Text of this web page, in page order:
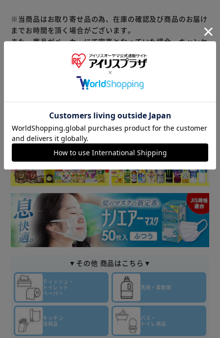
ん。
*3 カビを除去するわけではありません。これは飲み物では
ありません。使用上の注意：子供の手の届くところに置かな
る。用途以外に使用しない。荒れ性の方や長時間使う場合、
また原液で使う場合は炊事用手袋を使う。使用後は水で手を
よく洗い、クリームなどでお手入れをおすすめします。開け
る。小さくして捨てやすい、やわらかい素材を使用していま
す。開封前の破損や液漏れに注意してお取り扱いください。
窒息の原因になる可能性がありますので、容器キャップは常
に固く締め、お子様が誤って口にいれないようにしてくださ
い。直付け・つけ置きする場合は、衣類の目立たない所に洗
剤原液をつけて色落ちしないか事前に確認する。洗剤原液が
衣類に直接かかるのを防ぐため、洗剤投入口をお使いくださ
い。応急処置：万一飲み込んだ場合は水を飲ませる、また、
目に入った場合はこすらずに水でよく洗う等応急処置をし、
医師に相談する。
【部屋干し・スポーツ】
部屋干し・スポーツ最高レベル消臭*2
濡れタオルの菌を減らす*3洗濯槽の防カビ*4タテ・ドラム
式OK自動投入にもおすすめ
すすぎ1回OK天日干し級にさわやかな香り
*1 P&G調べ。ニオイの度合いで消臭の程度は異なります。
*2 アリエール濃縮液体洗剤史上
*3 接種直後の生菌数と比べ、18時間後に生菌数が同等又は
※当商品はお取り寄せ品の為、在庫の確認及び商品のお届け
までお時間を頂く場合がございます。
また、商品がメーカーにて完売となっていた場合、キャンセ
ル又は注文内容の変更をお願いいたしております。
予めご了承くださいますようお願いいたします。
商品はアイリスプラザがセレクトしたオススメ商品です。
▼ 食品・飲料おすすめ ▼
▼その他 商品はこちら▼
ティッシュ・
トイレット
ペーパー
洗剤・柔軟剤
キッチン
消耗品
バス・
トイレ用品